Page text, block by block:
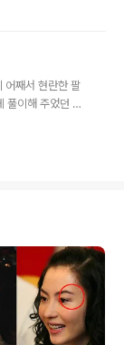
투리가 있다.(예..
의 표기방법을
까 k 카 h 하 ng
어째서 현란한 팔
풀이해 주었던 역
눠 볼 수 있다.
어 남원북철을
없다. 같은 이치